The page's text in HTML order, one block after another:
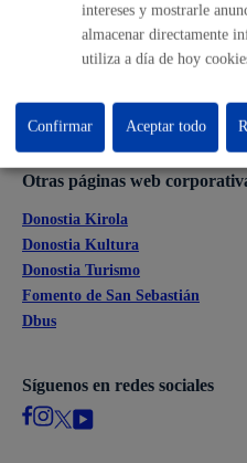
Perfil del contratante
Sede electrónica
Mapas - GeoDonostia
Mapa web
Otras páginas web
Donostia Kirola
Donostia Kultura
Donostia Turismo
Fomento de San Sebastián
Dbus
Síguenos en redes sociales
intereses y mostrarle
almacenar directamente
utiliza a día de hoy
Confirmar Aceptar todo